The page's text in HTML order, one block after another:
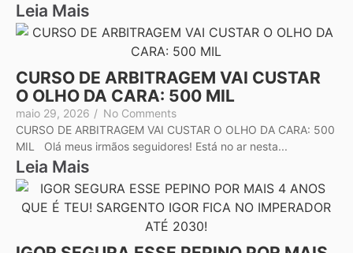
Leia Mais
CURSO DE ARBITRAGEM VAI CUSTAR
O OLHO DA CARA: 500 MIL
maio 29, 2026 / No Comments
CURSO DE ARBITRAGEM VAI CUSTAR O OLHO DA CARA: 500
MIL Olá meus irmãos seguidores! Está no ar nesta...
Leia Mais